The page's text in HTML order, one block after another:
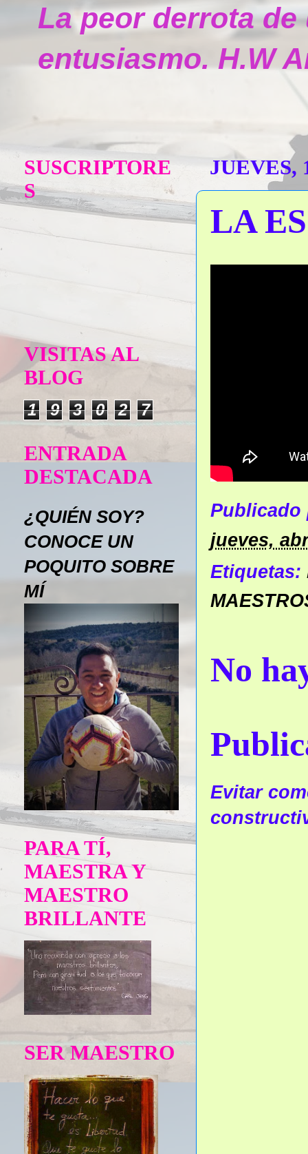
La peor derrota
entusiasmo. H.W
JUEVES,
LA
jueves,
Etiquetas:
No
Evitar
SUSCRIPTORE
S
VISITAS AL
BLOG
1 9 3 0 2 7
ENTRADA
DESTACADA
¿QUIÉN SOY?
CONOCE UN
POQUITO SOBRE
MÍ
PARA TÍ,
MAESTRA Y
MAESTRO
BRILLANTE
SER MAESTRO